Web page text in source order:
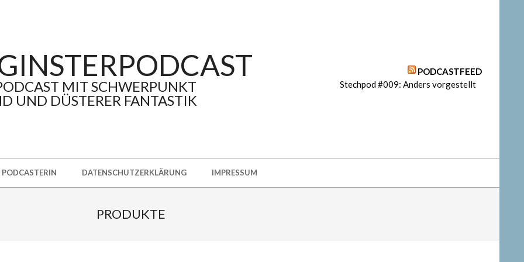
MIT SCHWERPUNKT
UND DÜSTERER FANTASTIK
PODCASTFEED
Stechpod #009: Anders vorgestellt
PODCASTERIN DATENSCHUTZERKLÄRUNG IMPRESSUM
PRODUKTE